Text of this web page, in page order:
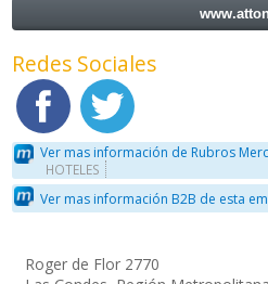
Redes Sociales
Ver mas información de Rubros
HOTELES
Ver mas información B2B de esta
Roger de Flor 2770